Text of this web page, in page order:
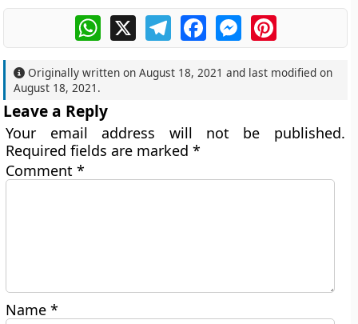
WhatsApp
X TelegramFacebookMessengerPinterest
Originally written onAugust 18, 2021 and last modified on
August 18, 2021 .
Leave a Reply
Your email address will not be published.
Required fields are marked*
Comment*
Name*